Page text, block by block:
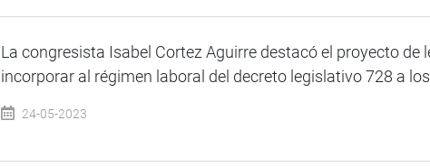
La congresista Isabel Cortez Aguirre destacó el proyecto de
incorporar al régimen laboral del decreto legislativo 728 a
24-05-2023